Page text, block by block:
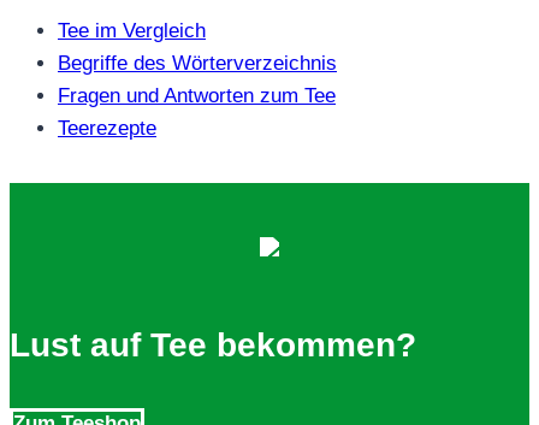
Tee im Vergleich
Begriffe des Wörterverzeichnis
Fragen und Antworten zum Tee
Teerezepte
Lust auf Tee bekommen?